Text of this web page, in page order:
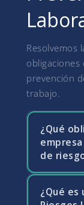
Resolvemos
obligaciones
prevención
trabajo.
¿Qué
de
La Ley
¿Qué es